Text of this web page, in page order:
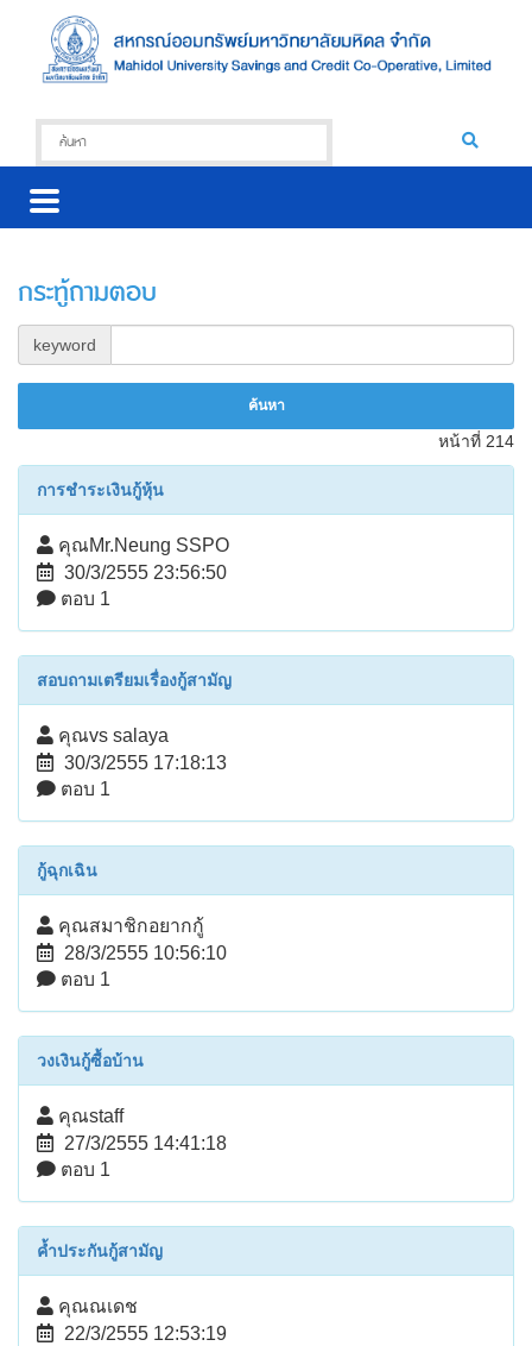
กระทู้ถามตอบ
keyword
หน้าที่ 214
การชำระเงินกู้หุ้น
คุณMr.Neung SSPO
30/3/2555 23:56:50
ตอบ 1
สอบถามเตรียมเรื่องกู้สามัญ
คุณvs salaya
30/3/2555 17:18:13
ตอบ 1
กู้ฉุกเฉิน
คุณสมาชิกอยากกู้
28/3/2555 10:56:10
ตอบ 1
วงเงินกู้ซื้อบ้าน
คุณstaff
27/3/2555 14:41:18
ตอบ 1
ค้ำประกันกู้สามัญ
คุณณเดช
22/3/2555 12:53:19